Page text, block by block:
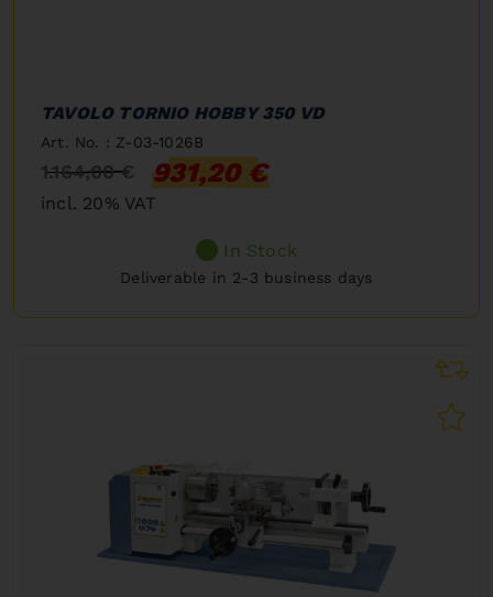
TAVOLO TORNIO HOBBY 350 VD
Art. No. : Z-03-1026B
1.164,00 € 931,20 €
incl. 20% VAT
In Stock
Deliverable in 2-3 business days